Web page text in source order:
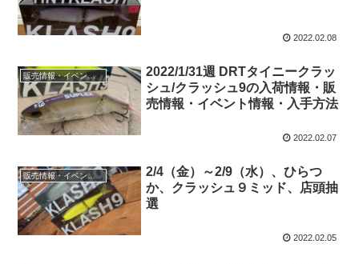
2022.02.08
販売情報・イベント情報
2022/1/31週 DRTタイニークラッ
シュ/クラッシュ9の入荷情報・販
売情報・イベント情報・入手方法
2022.02.07
販売情報・イベント情報
2/4（金）～2/9（水）、ひらつ
か、クラッシュ９ミッド、店頭抽
選
2022.02.05